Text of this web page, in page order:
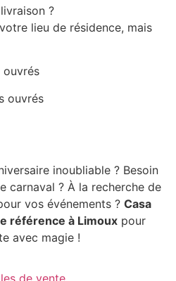
?
lieu de résidence, mais
ouvrés
ouvrés
inoubliable ? Besoin
carnaval ? À la recherche de
vos événements ? Casa
référence à Limoux pour
avec magie !